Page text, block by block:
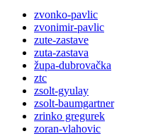
zvonko-pavlic
zvonimir-pavlic
zute-zastave
zuta-zastava
župa-dubrovačka
ztc
zsolt-gyulay
zsolt-baumgartner
zrinko gregurek
zoran-vlahovic